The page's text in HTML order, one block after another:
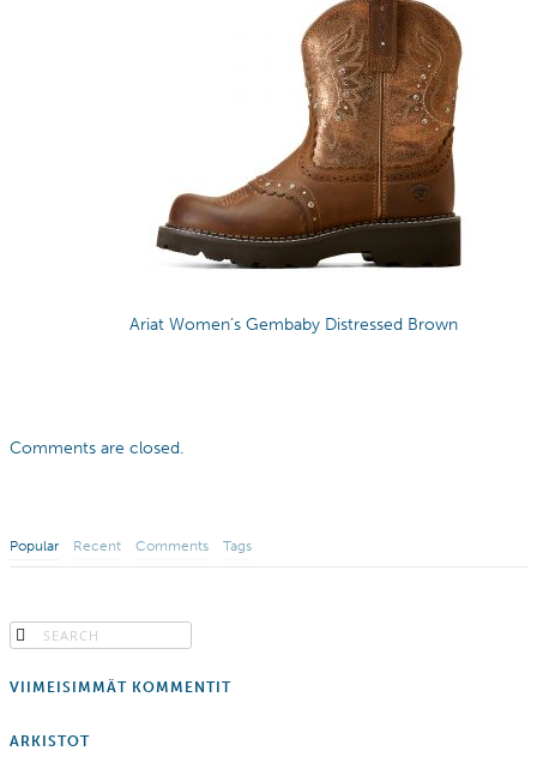
Ariat Women’s Gembaby Distressed Brown
Comments are closed.
Popular Recent Comments Tags
VIIMEISIMMÄT KOMMENTIT
ARKISTOT